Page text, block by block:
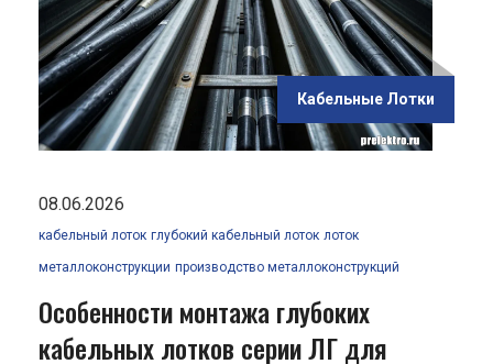
Кабельные Лотки
08.06.2026
кабельный лоток глубокий кабельный лоток лоток
металлоконструкции производство металлоконструкций
Особенности монтажа глубоких
кабельных лотков серии ЛГ для